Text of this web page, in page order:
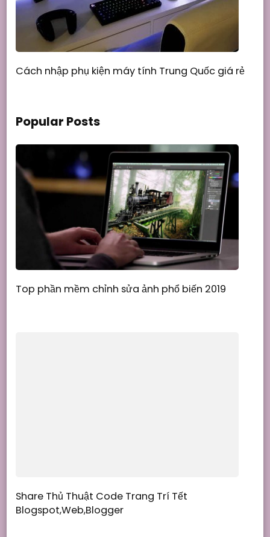
Cách nhập phụ kiện máy tính Trung Quốc giá rẻ
Popular Posts
Top phần mềm chỉnh sửa ảnh phổ biến 2019
Share Thủ Thuật Code Trang Trí Tết
Blogspot,Web,Blogger